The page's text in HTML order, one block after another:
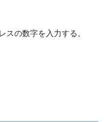
スの数字を入力する。